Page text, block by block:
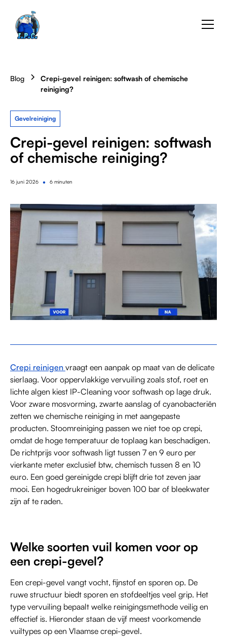
Blog
Crepi-gevel reinigen: softwash of chemische
reiniging?
Gevelreiniging
Crepi-gevel reinigen: softwash
of chemische reiniging?
16 juni 2026 • 6 minuten
Crepi reinigen vraagt een aanpak op maat van de delicate
sierlaag. Voor oppervlakkige vervuiling zoals stof, roet en
lichte algen kiest IP-Cleaning voor softwash op lage druk.
Voor zware mosvorming, zwarte aanslag of cyanobacteriën
zetten we chemische reiniging in met aangepaste
producten. Stoomreiniging passen we niet toe op crepi,
omdat de hoge temperatuur de toplaag kan beschadigen.
De richtprijs voor softwash ligt tussen 7 en 9 euro per
vierkante meter exclusief btw, chemisch tussen 8 en 10
euro. Een goed gereinigde crepi blijft drie tot zeven jaar
mooi. Een hogedrukreiniger boven 100 bar of bleekwater
zijn af te raden.
Welke soorten vuil komen voor op
een crepi-gevel?
Een crepi-gevel vangt vocht, fijnstof en sporen op. De
ruwe structuur biedt sporen en stofdeeltjes veel grip. Het
type vervuiling bepaalt welke reinigingsmethode veilig en
effectief is. Hieronder staan de vijf meest voorkomende
vuiltypes op een Vlaamse crepi-gevel.